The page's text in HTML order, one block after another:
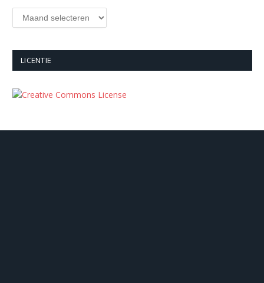
Archieven
LICENTIE